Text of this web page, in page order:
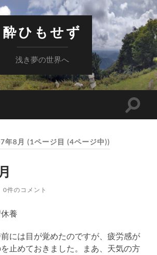
酔ひもせず
浅き夢の世界へ
検
年8月 (1ページ目 (4ページ中))
0件のコメント
養
には目が覚めたのですが、疲労感が
止めておきました。まあ、天気の方